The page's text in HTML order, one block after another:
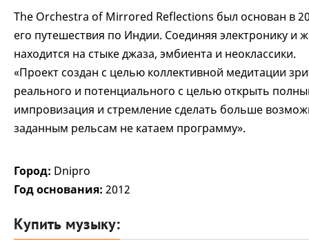
The Orchestra of Mirrored Reflections был основан в
его путешествия по Индии. Соединяя электронику
находится на стыке джаза, эмбиента и неоклассики.
«Проект создан с целью коллективной медитации
реального и потенциального с целью открыть
импровизация и стремление сделать больше
заданным рельсам не катаем программу».
Город: Dnipro
Год основания: 2012
Купить музыку: